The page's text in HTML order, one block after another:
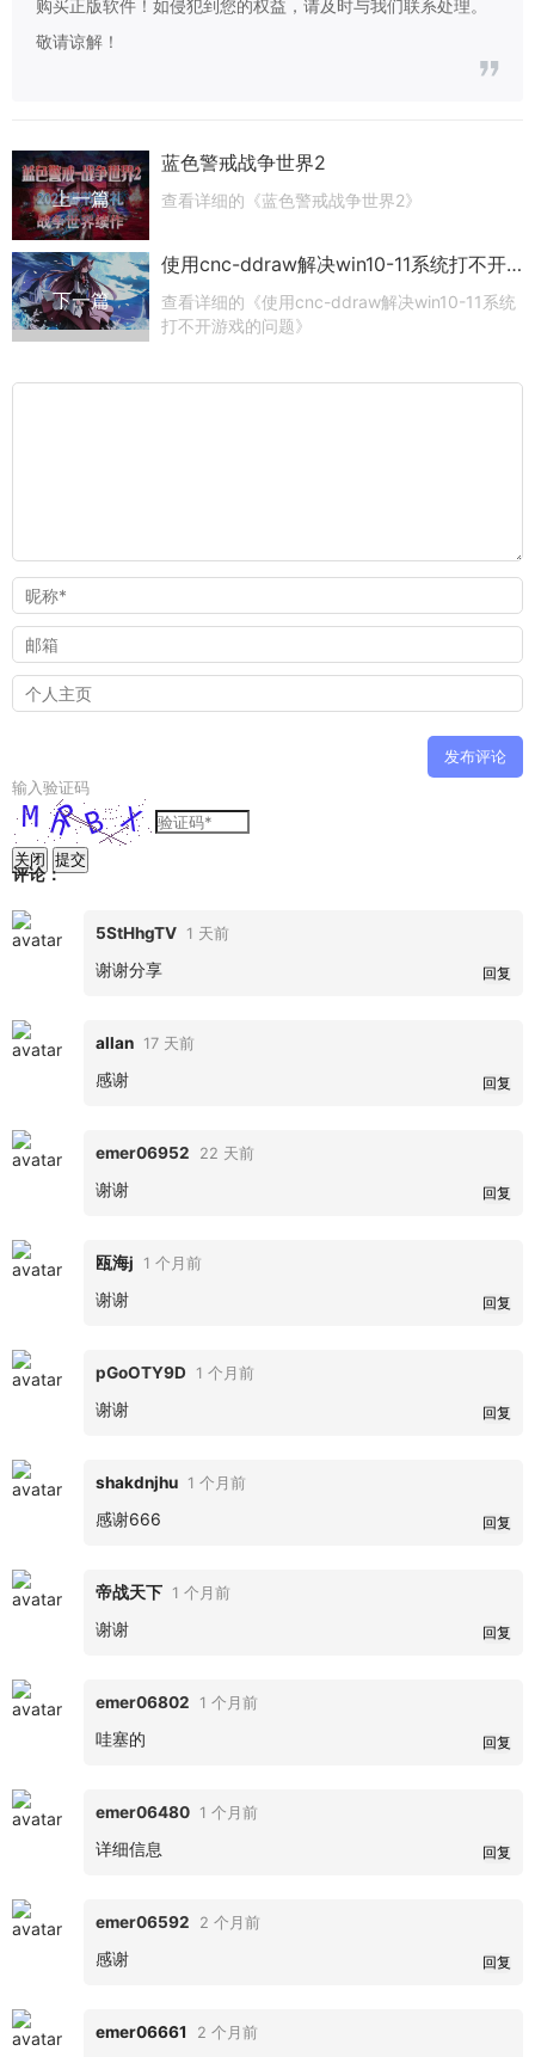
购买正版软件！如侵犯到您的权益，请及时与我们联系处理。
敬请谅解！
上一篇
蓝色警戒战争世界2
查看详细的《蓝色警戒战争世界2》
下一篇
使用cnc-ddraw解决win10-11系统打不开游戏的问题
查看详细的《使用cnc-ddraw解决win10-11系统
打不开游戏的问题》
输入验证码
关闭 提交
评论：
5StHhgTV 1 天前
谢谢分享 回复
allan 17 天前
感谢 回复
emer06952 22 天前
谢谢 回复
瓯海j 1 个月前
谢谢 回复
pGoOTY9D 1 个月前
谢谢 回复
shakdnjhu 1 个月前
感谢666 回复
帝战天下 1 个月前
谢谢 回复
emer06802 1 个月前
哇塞的 回复
emer06480 1 个月前
详细信息 回复
emer06592 2 个月前
感谢 回复
emer06661 2 个月前